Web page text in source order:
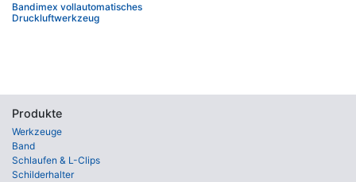
Bandimex vollautomatisches
Druckluftwerkzeug
Produkte
Werkzeuge
Band
Schlaufen & L-Clips
Schilderhalter